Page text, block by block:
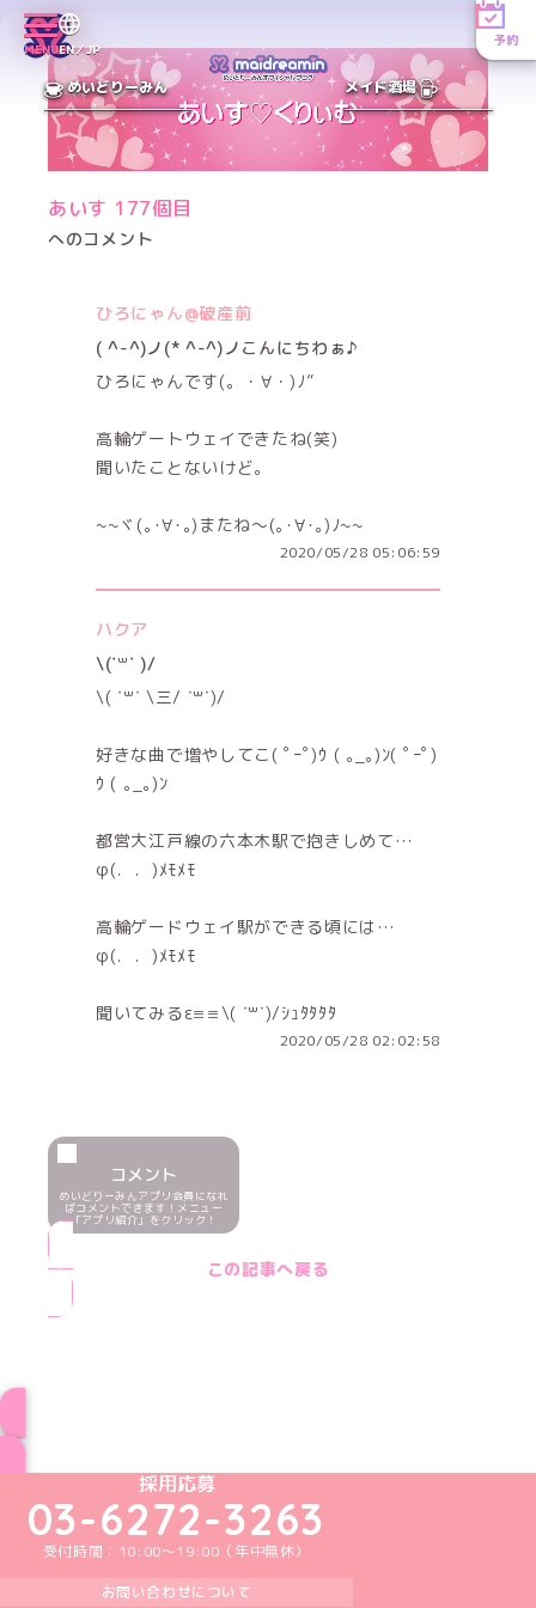
MENUEN／JP
予約
めいどりーみん メイド酒場
あいす 177個目
へのコメント
ひろにゃん@破産前
( ^-^)ノ(* ^-^)ノこんにちわぁ♪
ひろにゃんです(。・∀・)ﾉ”
高輪ゲートウェイできたね(笑)
聞いたことないけど。
~~ヾ(｡･∀･｡)またね〜(｡･∀･｡)ﾉ~~
2020/05/28 05:06:59
ハクア
\(˙꒳˙ )/
\( ˙꒳​˙ \三/ ˙꒳​˙)/
好きな曲で増やしてこ( ﾟｰﾟ)ｳ ( ｡_｡)ﾝ( ﾟｰﾟ)
ｳ ( ｡_｡)ﾝ
都営大江戸線の六本木駅で抱きしめて…
φ(．．)ﾒﾓﾒﾓ
高輪ゲードウェイ駅ができる頃には…
φ(．．)ﾒﾓﾒﾓ
聞いてみるε≡≡\( ˙꒳˙)/ｼｭﾀﾀﾀﾀ
2020/05/28 02:02:58
コメント
めいどりーみんアプリ会員になれ
ばコメントできます！メニュー
「アプリ紹介」をクリック！
この記事へ戻る
めいどりーみんTikTok公式アカウント
めいどりーみんX公式アカウント
めいどりーみんInstagram公式アカウント
めいどりーみんFacebook公式アカウン
めいどりーみんYouTube公式アカ
採用応募
03-6272-3263
受付時間：10:00～19:00（年中無休）
お問い合わせについて